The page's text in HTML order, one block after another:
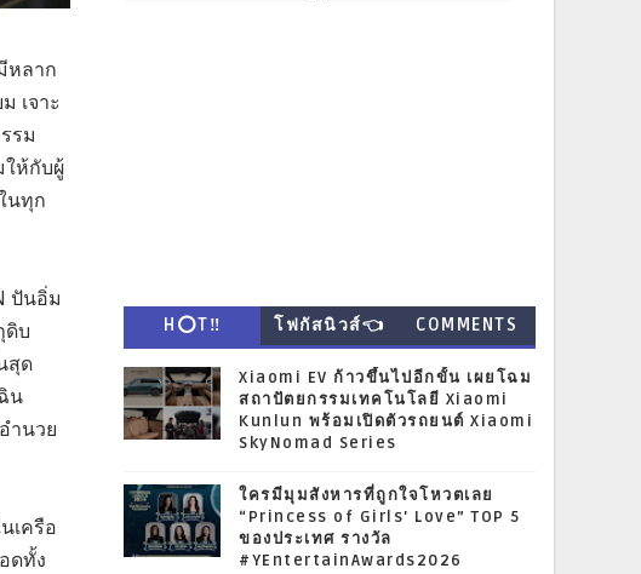
หลาก
เจาะ
รม
ให้กับผู้
นทุก
ปันอิ่ม
ดิบ
สุด
น
ำนวย
เครือ
ดทั้ง
H⭕T‼ โฟกัสนิวส์👈 COMMENTS
Xiaomi EV ก้าวขึ้นไปอีกขั้น เผยโฉม
สถาปัตยกรรมเทคโนโลยี Xiaomi
Kunlun พร้อมเปิดตัวรถยนต์ Xiaomi
SkyNomad Series
ใครมีมุมสังหารที่ถูกใจโหวตเลย
“Princess of Girls' Love” TOP 5
ของประเทศ รางวัล
#YEntertainAwards2026